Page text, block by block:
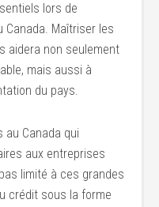
lors de
Canada. Maîtriser les
aidera non seulement
mais aussi à
du pays.
au Canada qui
aux entreprises
limité à ces grandes
crédit sous la forme